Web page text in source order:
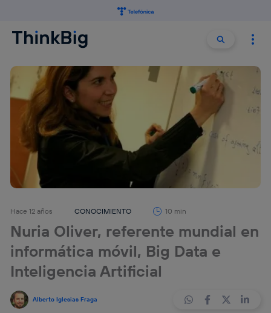
Buscar
Hace 12 años CONOCIMIENTO 10 min
Nuria Oliver, referente mundial en
informática móvil, Big Data e
Inteligencia Artificial
Alberto Iglesias Fraga